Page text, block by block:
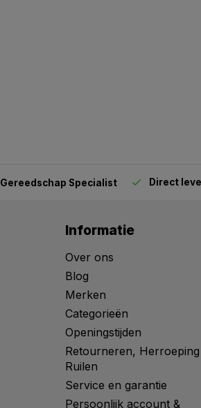
Gereedschap Specialist Direct
Informatie
Over ons
Blog
Merken
Categorieën
Openingstijden
Retourneren,
Ruilen
Service en garantie
Persoonlijk account &